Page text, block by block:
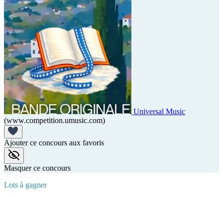
Universal Music
(www.competition.umusic.com)
Ajouter ce concours aux favoris
Masquer ce concours
Lots à gagner